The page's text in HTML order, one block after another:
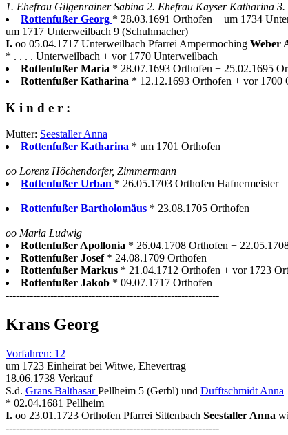
1. Ehefrau Gilgenrainer Sabina 2. Ehefrau Kayser Katharina
Rottenfußer Georg * 28.03.1691 Orthofen + um 1734
um 1717 Unterweilbach 9 (Schuhmacher)
I. oo 05.04.1717 Unterweilbach Pfarrei Ampermoching Weber
* . . . . Unterweilbach + vor 1770 Unterweilbach
Rottenfußer Maria * 28.07.1693 Orthofen + 25.02.1695
Rottenfußer Katharina * 12.12.1693 Orthofen + vor 1700
K i n d e r :
Mutter: Seestaller Anna
Rottenfußer Katharina * um 1701 Orthofen
oo Lorenz Höchendorfer, Zimmermann
Rottenfußer Urban * 26.05.1703 Orthofen Hafnermeister
Rottenfußer Bartholomäus * 23.08.1705 Orthofen
oo Maria Ludwig
Rottenfußer Apollonia * 26.04.1708 Orthofen +
Rottenfußer Josef * 24.08.1709 Orthofen
Rottenfußer Markus * 21.04.1712 Orthofen + vor 1723
Rottenfußer Jakob * 09.07.1717 Orthofen
--------------------------------------------------------------
Krans Georg
Vorfahren: 12
um 1723 Einheirat bei Witwe, Ehevertrag
18.06.1738 Verkauf
S.d. Grans BalthasarPellheim 5 (Gerbl) und Dufftschmidt Anna
* 02.04.1681 Pellheim
I. oo 23.01.1723 Orthofen Pfarrei Sittenbach Seestaller Anna
--------------------------------------------------------------